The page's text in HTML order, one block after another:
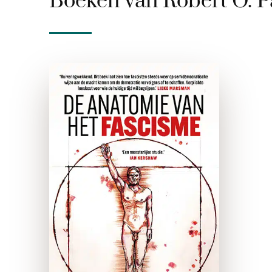
De Anatomie van
het fascisme
paperback
Dertig jaar geleden gold het
als een woord uit het
verleden, vandaag de dag
duikt het bijna elke dag wel
op in een krant, talkshow of
kroeg: fascisme. Maar wat …